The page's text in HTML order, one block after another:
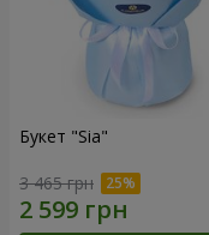
Букет "Sia"
3 465 грн